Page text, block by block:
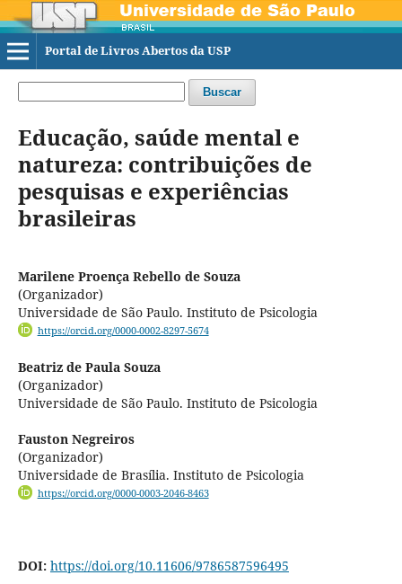
Portal de Livros Abertos da USP
Buscar
Educação, saúde mental e
natureza: contribuições de
pesquisas e experiências
brasileiras
Marilene Proença Rebello de Souza
(Organizador)
Universidade de São Paulo. Instituto de Psicologia
https://orcid.org/0000-0002-8297-5674
Beatriz de Paula Souza
(Organizador)
Universidade de São Paulo. Instituto de Psicologia
Fauston Negreiros
(Organizador)
Universidade de Brasília. Instituto de Psicologia
https://orcid.org/0000-0003-2046-8463
DOI: https://doi.org/10.11606/9786587596495